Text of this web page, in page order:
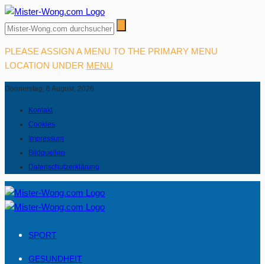
PLEASE ASSIGN A MENU TO THE PRIMARY MENU
LOCATION UNDER MENU
Donnerstag, 6 August, 2026
Kontakt
Cookies
Impressum
Bildquellen
Datenschutzerklärung
SPORT
GESUNDHEIT